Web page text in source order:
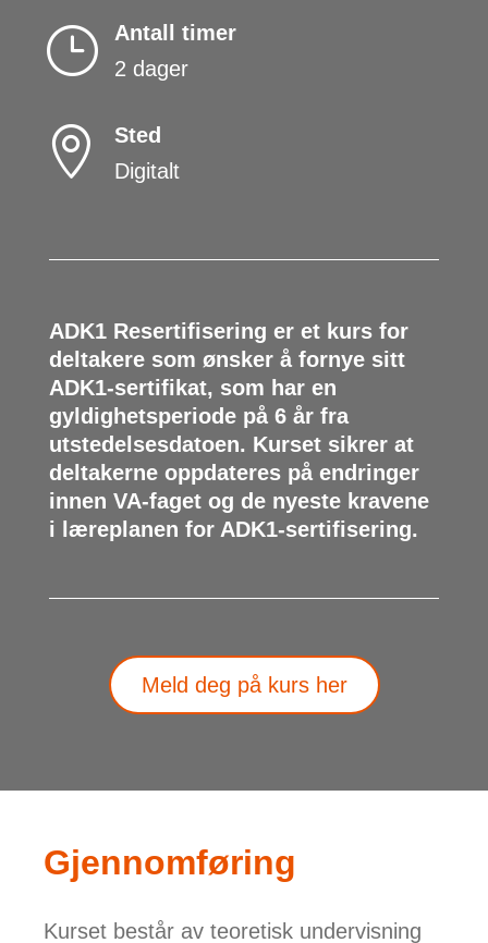
}
Antall timer
2 dager

Sted
Digitalt
ADK1 Resertifisering er et kurs for
deltakere som ønsker å fornye sitt
ADK1-sertifikat, som har en
gyldighetsperiode på 6 år fra
utstedelsesdatoen. Kurset sikrer at
deltakerne oppdateres på endringer
innen VA-faget og de nyeste kravene
i læreplanen for ADK1-sertifisering.
Meld deg på kurs her
Gjennomføring
Kurset består av teoretisk undervisning